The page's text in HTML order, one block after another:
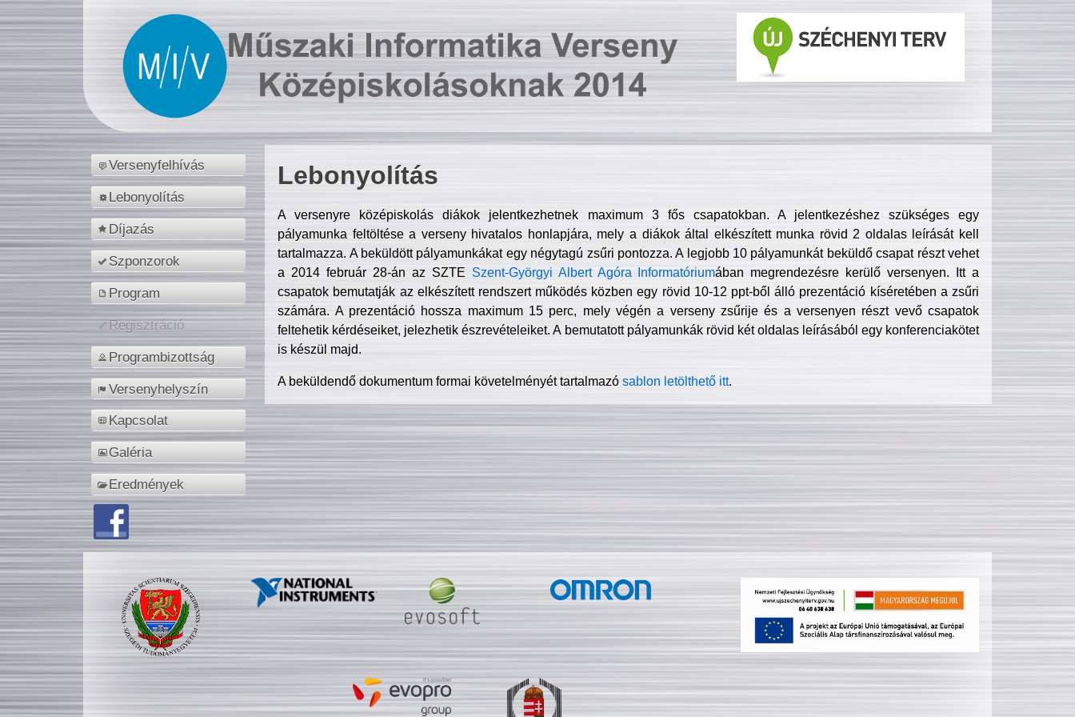
Versenyfelhívás
Lebonyolítás
Díjazás
Szponzorok
Program
Regisztráció
Programbizottság
Versenyhelyszín
Kapcsolat
Galéria
Eredmények
Lebonyolítás
A versenyre középiskolás diákok jelentkezhetnek maximum 3 fős csapatokban. A jelentkezéshez szükséges egy
pályamunka feltöltése a verseny hivatalos honlapjára, mely a diákok által elkészített munka rövid 2 oldalas leírását kell
tartalmazza. A beküldött pályamunkákat egy négytagú zsűri pontozza. A legjobb 10 pályamunkát beküldő csapat részt vehet
a 2014 február 28-án az SZTE Szent-Györgyi Albert Agóra Informatóriumában megrendezésre kerülő versenyen. Itt a
csapatok bemutatják az elkészített rendszert működés közben egy rövid 10-12 ppt-ből álló prezentáció kíséretében a zsűri
számára. A prezentáció hossza maximum 15 perc, mely végén a verseny zsűrije és a versenyen részt vevő csapatok
feltehetik kérdéseiket, jelezhetik észrevételeiket. A bemutatott pályamunkák rövid két oldalas leírásából egy konferenciakötet
is készül majd.
A beküldendő dokumentum formai követelményét tartalmazósablon letölthető itt.